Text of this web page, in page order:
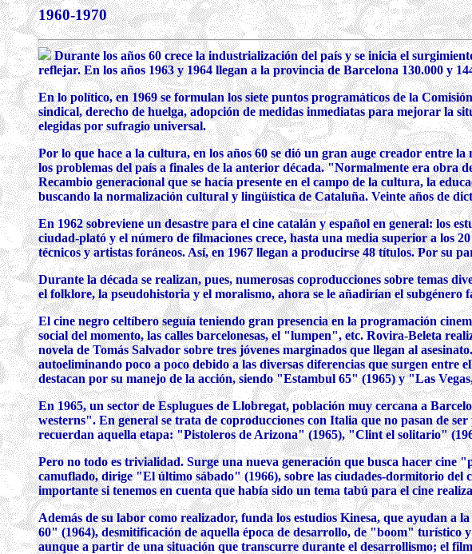
1960-1970
Durante los años 60 crece la industrialización del país y se inicia el
reflejar. En los años 1963 y 1964 llegan a la provincia de Barcelona 130.000 y
En lo político, en 1969 se formulan los siete puntos programáticos de la
sindical, derecho de huelga, adopción de medidas inmediatas para mejorar la
elegidas por sufragio universal.
Por lo que hace a la cultura, en los años 60 se dió un gran auge creador entre
los problemas del país a finales de la anterior década. "Normalmente era obra
Recambio generacional que se hacía presente en el campo de la cultura, la
buscando la normalización cultural y lingüística de Cataluña. Veinte años de
En 1962 sobreviene un desastre para el cine catalán y español en general: los
ciudad-plató y el número de filmaciones crece, hasta una media superior a los
técnicos y artistas foráneos. Así, en 1967 llegan a producirse 48 títulos. Por su
Durante la década se realizan, pues, numerosas coproducciones sobre temas
el folklore, la pseudohistoria y el moralismo, ahora se le añadirían el
El cine negro celtíbero seguía teniendo gran presencia en la programación
social del momento, las calles barcelonesas, el "lumpen", etc. Rovira-Beleta
novela de Tomás Salvador sobre tres jóvenes marginados que llegan al
autoeliminando poco a poco debido a las diversas diferencias que surgen entre
destacan por su manejo de la acción, siendo "Estambul 65" (1965) y "Las
En 1965, un sector de Esplugues de Llobregat, población muy cercana a
westerns". En general se trata de coproducciones con Italia que no pasan de
recuerdan aquella etapa: "Pistoleros de Arizona" (1965), "Clint el solitario"
Pero no todo es trivialidad. Surge una nueva generación que busca hacer cine
camuflado, dirige "El último sábado" (1966), sobre las ciudades-dormitorio
importante si tenemos en cuenta que había sido un tema tabú para el cine
Además de su labor como realizador, funda los estudios Kinesa, que ayudan
60" (1964), desmitificación de aquella época de desarrollo, de "boom"
aunque a partir de una situación que transcurre durante el desarrollismo; el